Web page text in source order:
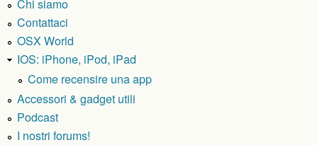
Chi siamo
Contattaci
OSX World
IOS: iPhone, iPod, iPad
Come recensire una app
Accessori & gadget utili
Podcast
I nostri forums!